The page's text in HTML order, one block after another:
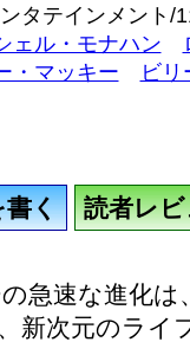
タテインメント/
ェル・モナハン
・マッキー
ビ
書く
読者レ
急速な進化は
新次元のライ